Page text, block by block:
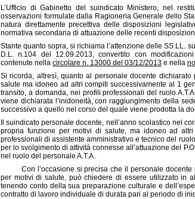
L’Ufficio di Gabinetto del suindicato Ministero, nel
osservazioni formulate dalla Ragioneria Generale dello
natura direttamente precettiva delle disposizioni
normativa secondaria di attuazione delle recenti
Stante quanto sopra, si richiama l’attenzione delle SS.LL.
D.L. n.104 del 12.09.2013, convertito con
contenute nella circolare n. 13000 del 03/12/2013 e nella
Si ricorda, altresì, quanto al personale docente
salute ma idoneo ad altri compiti successivamente al 1
transito, a domanda, nei profili professionali del ruolo
viene dichiarata l’inidoneità, con raggiungimento della
successivo a quello nel corso del quale viene prodotta la
Il suindicato personale docente, nell’anno scolastico nel
propria funzione per motivi di salute, ma idoneo ad
professionali di assistente amministrativo e tecnico del
per lo svolgimento di attività connesse all’attuazione del
nel ruolo del personale A.T.A.
Con l’occasione si precisa che il personale docente
per motivi di salute, può chiedere di essere utilizzato in
tenendo conto della sua preparazione culturale e
contratto di lavoro individuale di durata pari al periodo